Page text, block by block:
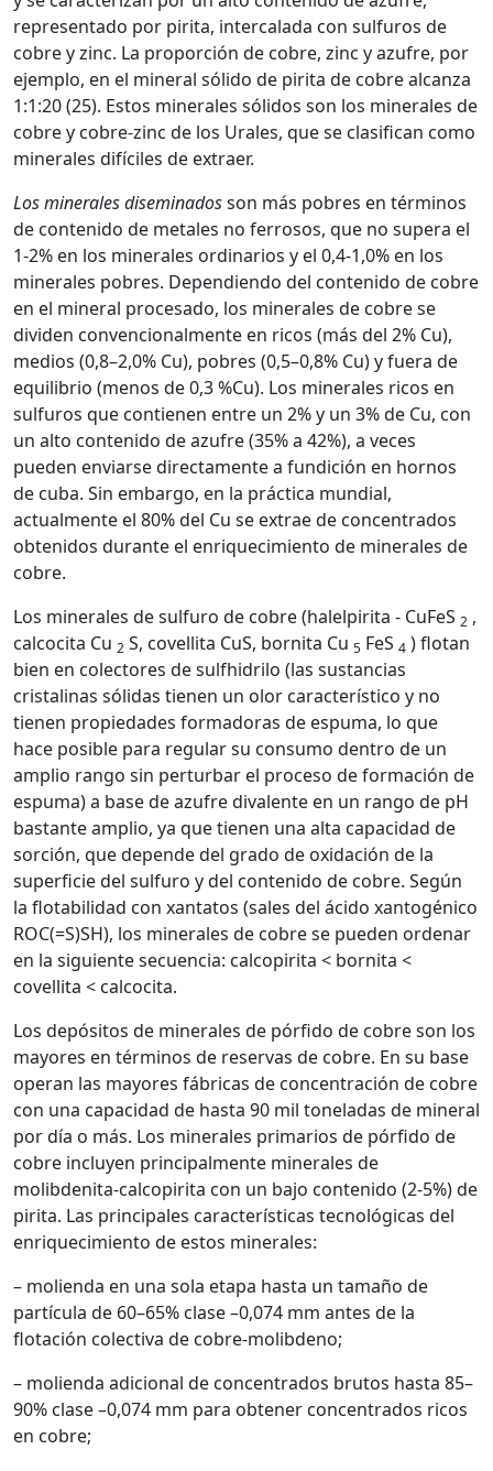
representado por pirita, intercalada con sulfuros de
cobre y zinc. La proporción de cobre, zinc y azufre, por
ejemplo, en el mineral sólido de pirita de cobre alcanza
1:1:20 (25). Estos minerales sólidos son los minerales de
cobre y cobre-zinc de los Urales, que se clasifican como
minerales difíciles de extraer.
Los minerales diseminadosson más pobres en términos
de contenido de metales no ferrosos, que no supera el
1-2% en los minerales ordinarios y el 0,4-1,0% en los
minerales pobres. Dependiendo del contenido de cobre
en el mineral procesado, los minerales de cobre se
dividen convencionalmente en ricos (más del 2% Cu),
medios (0,8–2,0% Cu), pobres (0,5–0,8% Cu) y fuera de
equilibrio (menos de 0,3 %Cu). Los minerales ricos en
sulfuros que contienen entre un 2% y un 3% de Cu, con
un alto contenido de azufre (35% a 42%), a veces
pueden enviarse directamente a fundición en hornos
de cuba. Sin embargo, en la práctica mundial,
actualmente el 80% del Cu se extrae de concentrados
obtenidos durante el enriquecimiento de minerales de
cobre.
Los minerales de sulfuro de cobre (halelpirita - CuFeS 2 ,
calcocita Cu 2 S, covellita CuS, bornita Cu 5 FeS 4 ) flotan
bien en colectores de sulfhidrilo (las sustancias
cristalinas sólidas tienen un olor característico y no
tienen propiedades formadoras de espuma, lo que
hace posible para regular su consumo dentro de un
amplio rango sin perturbar el proceso de formación de
espuma) a base de azufre divalente en un rango de pH
bastante amplio, ya que tienen una alta capacidad de
sorción, que depende del grado de oxidación de la
superficie del sulfuro y del contenido de cobre. Según
la flotabilidad con xantatos (sales del ácido xantogénico
ROC(=S)SH), los minerales de cobre se pueden ordenar
en la siguiente secuencia: calcopirita < bornita <
covellita < calcocita.
Los depósitos de minerales de pórfido de cobre son los
mayores en términos de reservas de cobre. En su base
operan las mayores fábricas de concentración de cobre
con una capacidad de hasta 90 mil toneladas de mineral
por día o más. Los minerales primarios de pórfido de
cobre incluyen principalmente minerales de
molibdenita-calcopirita con un bajo contenido (2-5%) de
pirita. Las principales características tecnológicas del
enriquecimiento de estos minerales:
– molienda en una sola etapa hasta un tamaño de
partícula de 60–65% clase –0,074 mm antes de la
flotación colectiva de cobre-molibdeno;
– molienda adicional de concentrados brutos hasta 85–
90% clase –0,074 mm para obtener concentrados ricos
en cobre;